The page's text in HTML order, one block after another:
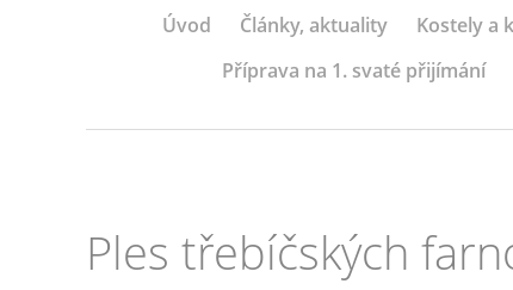
Úvod Články, aktuality Kostely a
Příprava na 1. svaté přijímání
Ples třebíčských